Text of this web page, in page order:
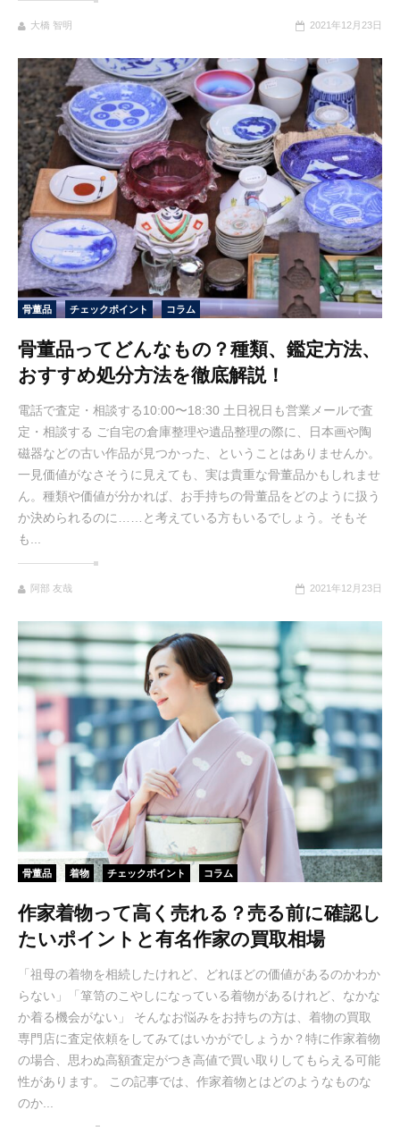
大橋 智明 2021年12月23日
骨董品 チェックポイント コラム
骨董品ってどんなもの？種類、鑑定方法、
おすすめ処分方法を徹底解説！
電話で査定・相談する10:00〜18:30 土日祝日も営業メールで査
定・相談する ご自宅の倉庫整理や遺品整理の際に、日本画や陶
磁器などの古い作品が見つかった、ということはありませんか。
一見価値がなさそうに見えても、実は貴重な骨董品かもしれませ
ん。種類や価値が分かれば、お手持ちの骨董品をどのように扱う
か決められるのに……と考えている方もいるでしょう。そもそ
も...
阿部 友哉 2021年12月23日
骨董品 着物 チェックポイント コラム
作家着物って高く売れる？売る前に確認し
たいポイントと有名作家の買取相場
「祖母の着物を相続したけれど、どれほどの価値があるのかわか
らない」「箪笥のこやしになっている着物があるけれど、なかな
か着る機会がない」 そんなお悩みをお持ちの方は、着物の買取
専門店に査定依頼をしてみてはいかがでしょうか？特に作家着物
の場合、思わぬ高額査定がつき高値で買い取りしてもらえる可能
性があります。 この記事では、作家着物とはどのようなものな
のか...